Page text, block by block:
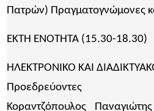
Πατρών) Πραγματογνώμονες
ΕΚΤΗ ΕΝΟΤΗΤΑ (15.30-18.30)
ΗΛΕΚΤΡΟΝΙΚΟ ΚΑΙ
Προεδρεύοντες
Κοραντζόπουλος